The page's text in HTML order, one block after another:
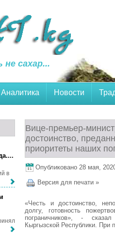
не сахар...
Аналитика Новости
Вице-премьер-
достоинство,
приоритеты наших
Опубликовано 28 мая,
Версия для печати »
«Честь и достоинство,
долгу, готовность
пограничников», -
Кыргызской Республики. При
.
в